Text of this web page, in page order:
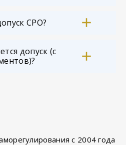
СРО?
допуск (с
с 2004 года